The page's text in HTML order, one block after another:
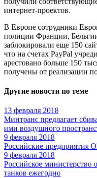
интернет-проектов.
В Европе сотрудники
полиции Франции,
заблокировали еще 150
что на счетах PayPal
арестовано больше 150
получены от реализации
Другие новости по теме
13 февраля 2018
Минтранс предлагает
ими воздушного
9 февраля 2018
Российские предприятия
9 февраля 2018
Российское министерство
танков ежегодно